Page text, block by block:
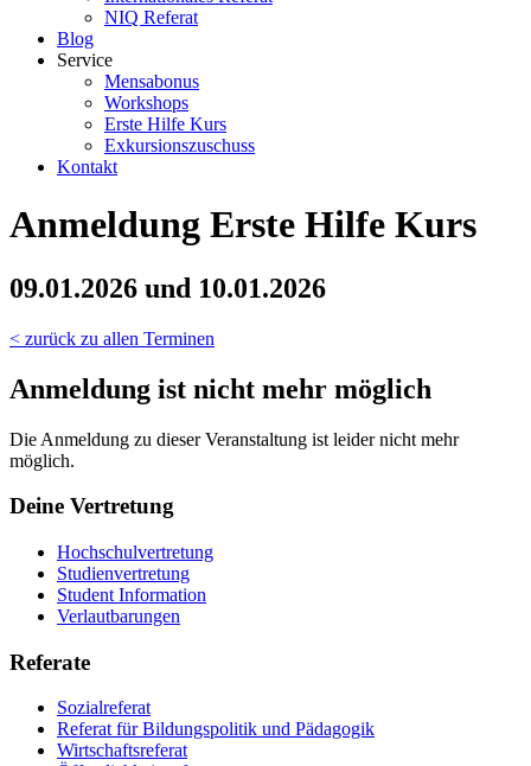
NIQ Referat
Blog
Service
Mensabonus
Workshops
Erste Hilfe Kurs
Exkursionszuschuss
Kontakt
Anmeldung Erste Hilfe Kurs
09.01.2026 und 10.01.2026
< zurück zu allen Terminen
Anmeldung ist nicht mehr möglich
Die Anmeldung zu dieser Veranstaltung ist leider nicht mehr
möglich.
Deine Vertretung
Hochschulvertretung
Studienvertretung
Student Information
Verlautbarungen
Referate
Sozialreferat
Referat für Bildungspolitik und Pädagogik
Wirtschaftsreferat